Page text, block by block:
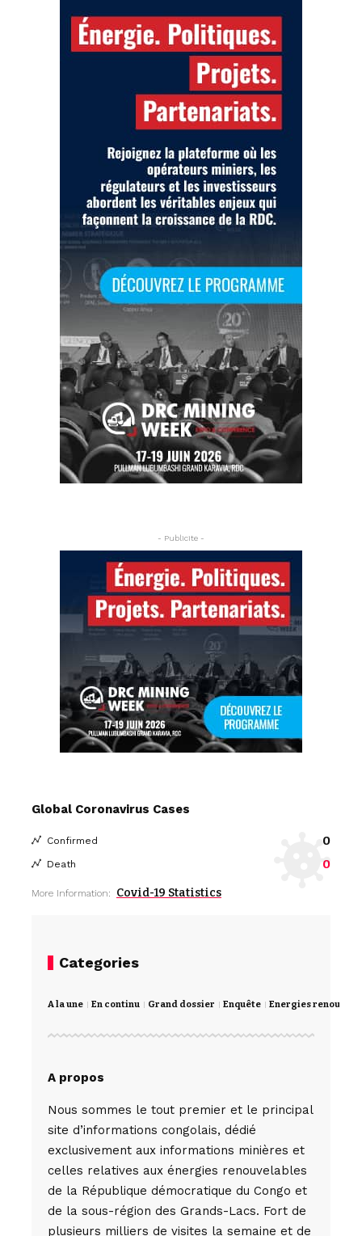
- Publicite -
Global Coronavirus Cases
Confirmed 0
Death 0
More Information: Covid-19 Statistics
Categories
A la une En continu Grand dossier Enquête Energies
A propos
Nous sommes le tout premier et le principal
site d’informations congolais, dédié
exclusivement aux informations minières et
celles relatives aux énergies renouvelables
de la République démocratique du Congo et
de la sous-région des Grands-Lacs. Fort de
plusieurs milliers de visites la semaine et de